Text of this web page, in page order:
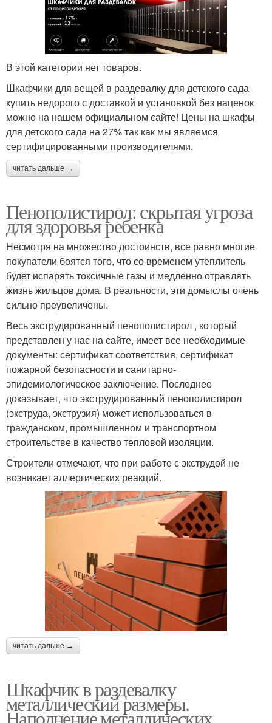
В этой категории нет товаров.
Шкафчики для вещей в раздевалку для детского сада
купить недорого с доставкой и установкой без наценок
можно на нашем официальном сайте! Цены на шкафы
для детского сада на 27% так как мы являемся
сертифицированными производителями.
читать дальше →
Пенополистирол: скрытая угроза
для здоровья ребенка
Несмотря на множество достоинств, все равно многие
покупатели боятся того, что со временем утеплитель
будет испарять токсичные газы и медленно отравлять
жизнь жильцов дома. В реальности, эти домыслы очень
сильно преувеличены.
Весь экструдированный пенополистирол , который
представлен у нас на сайте, имеет все необходимые
документы: сертификат соответствия, сертификат
пожарной безопасности и санитарно-
эпидемиологическое заключение. Последнее
доказывает, что экструдированный пенополистирол
(экструда, экструзия) может использоваться в
гражданском, промышленном и транспортном
строительстве в качество тепловой изоляции.
Строители отмечают, что при работе с экструдой не
возникает аллергических реакций.
читать дальше →
Шкафчик в раздевалку
металлический размеры.
Наполнение металлических